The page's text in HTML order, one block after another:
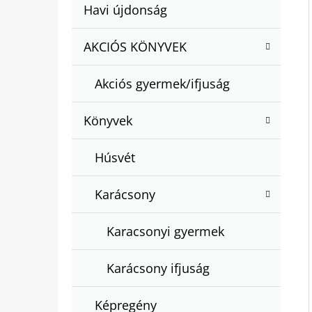
Nátugrása
T
G
R
Á
Havi újdonság
AKCIÓS KÖNYVEK
Akciós gyermek/ifjuság
Könyvek
Húsvét
Karácsony
Karacsonyi gyermek
Karácsony ifjuság
Képregény
BARTOS ERIKA : BOGYÓ ÉS BABÓCA
€12,50